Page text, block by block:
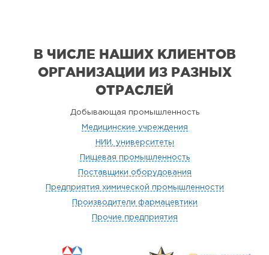
В ЧИСЛЕ НАШИХ КЛИЕНТОВ
ОРГАНИЗАЦИИ ИЗ РАЗНЫХ
ОТРАСЛЕЙ
Добывающая промышленность
Медицинские учреждения
НИИ, университеты
Пищевая промышленность
Поставщики оборудования
Предприятия химической промышленности
Производители фармацевтики
Прочие предприятия